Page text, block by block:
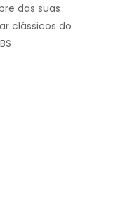
das suas
clássicos do